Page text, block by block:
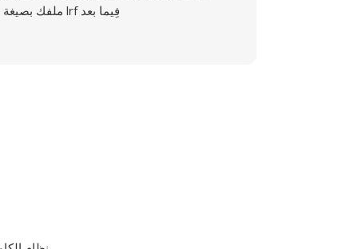
ملفك بصيغة lrf فِيما بعد